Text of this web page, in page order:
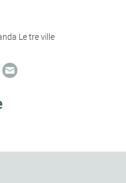
Le tre ville